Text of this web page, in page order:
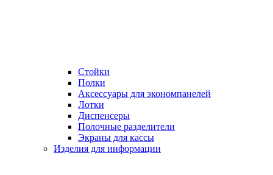
Стойки
Полки
Аксессуары для экономпанелей
Лотки
Диспенсеры
Полочные разделители
Экраны для кассы
Изделия для информации